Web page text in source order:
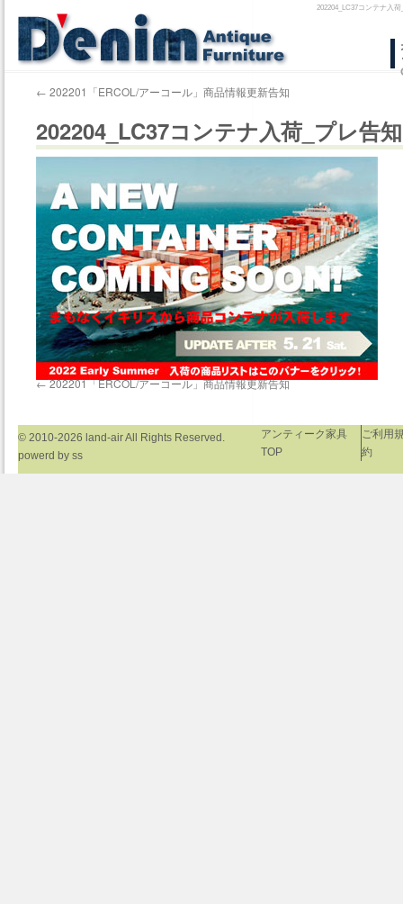
202204_LC37コンテナ入
ン
ツ
ス
キ
ッ
← 202201「ERCOL/アーコール」商品情報更新告知
202204_LC37コンテナ入荷_プレ告知
←202201「ERCOL/アーコール」商品情報更新告知
© 2010-2026 land-airAll Rights Reserved.
powerd by ss
アンティーク家具
TOP
ご利用
約